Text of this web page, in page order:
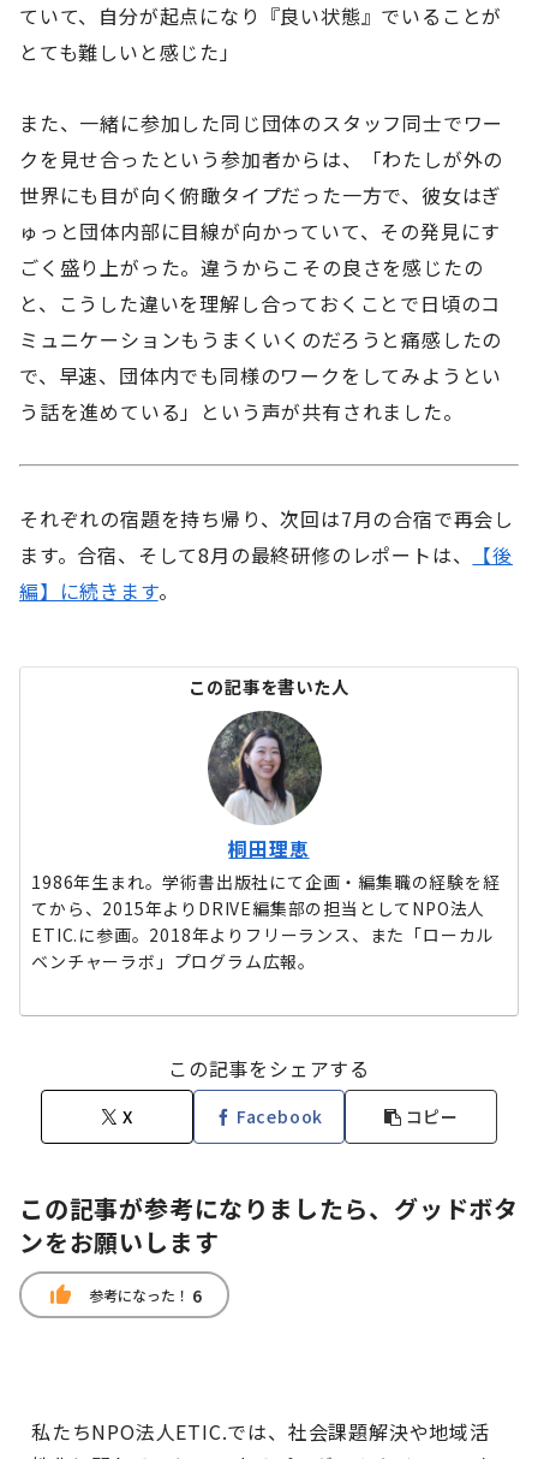
ていて、自分が起点になり『良い状態』でいることが
とても難しいと感じた」
また、一緒に参加した同じ団体のスタッフ同士でワー
クを見せ合ったという参加者からは、「わたしが外の
世界にも目が向く俯瞰タイプだった一方で、彼女はぎ
ゅっと団体内部に目線が向かっていて、その発見にす
ごく盛り上がった。違うからこその良さを感じたの
と、こうした違いを理解し合っておくことで日頃のコ
ミュニケーションもうまくいくのだろうと痛感したの
で、早速、団体内でも同様のワークをしてみようとい
う話を進めている」という声が共有されました。
それぞれの宿題を持ち帰り、次回は7月の合宿で再会し
ます。合宿、そして8月の最終研修のレポートは、
【後
編】に続きます。
この記事を書いた人
桐田理恵
1986年生まれ。学術書出版社にて企画・編集職の経験を経
てから、2015年よりDRIVE編集部の担当としてNPO法人
ETIC.に参画。2018年よりフリーランス、また「ローカル
ベンチャーラボ」プログラム広報。
この記事をシェアする
X Facebook コピー
この記事が参考になりましたら、グッドボタ
ンをお願いします
thumb_up 参考になった！ 6
私たちNPO法人ETIC.では、社会課題解決や地域活